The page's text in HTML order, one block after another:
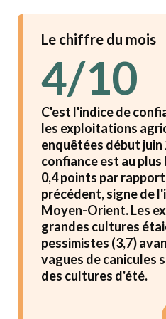
Le chiffre du mois
4/10
C'est l'indice de
les exploitations
enquêtées début juin
confiance est au plus
0,4 points par
précédent, signe de
Moyen-Orient. Les
grandes cultures
pessimistes (3,7)
vagues de canicules
des cultures d'été.